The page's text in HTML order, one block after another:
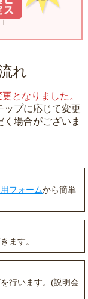
れ
となりました。
ップに応じて変更
場合がございま
フォームから簡単
ます。
行います。(説明会